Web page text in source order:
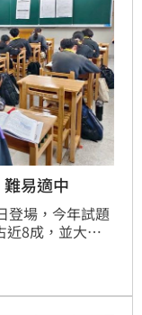
易適中
登場，今年試題
近8成，並大量
為考題素材。